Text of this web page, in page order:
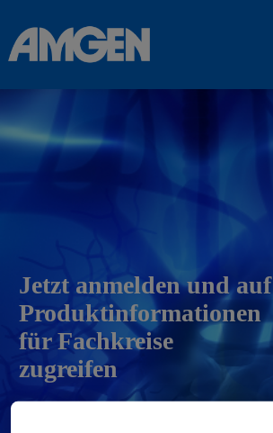
Jetzt anmelden und auf
Produktinformationen
für Fachkreise
zugreifen